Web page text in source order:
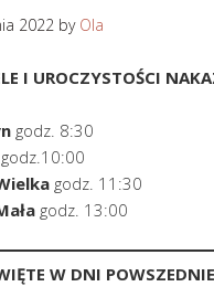
2022 by Ola
I UROCZYSTOŚCI
godz. 8:30
godz.10:00
godz. 11:30
godz. 13:00
W DNI POWSZEDNIE